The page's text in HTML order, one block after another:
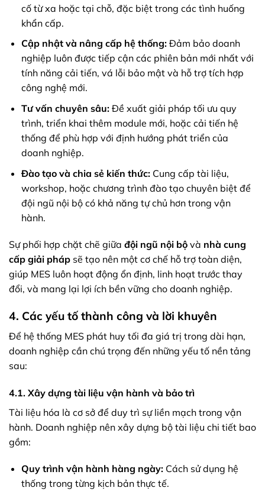
cố từ xa hoặc tại chỗ, đặc biệt trong các tình huống
khẩn cấp.
Cập nhật và nâng cấp hệ thống:Đảm bảo doanh
nghiệp luôn được tiếp cận các phiên bản mới nhất với
tính năng cải tiến, vá lỗi bảo mật và hỗ trợ tích hợp
công nghệ mới.
Tư vấn chuyên sâu:Đề xuất giải pháp tối ưu quy
trình, triển khai thêm module mới, hoặc cải tiến hệ
thống để phù hợp với định hướng phát triển của
doanh nghiệp.
Đào tạo và chia sẻ kiến thức:Cung cấp tài liệu,
workshop, hoặc chương trình đào tạo chuyên biệt để
đội ngũ nội bộ có khả năng tự chủ hơn trong vận
hành.
Sự phối hợp chặt chẽ giữa đội ngũ nội bộ và nhà cung
cấp giải pháp sẽ tạo nên một cơ chế hỗ trợ toàn diện,
giúp MES luôn hoạt động ổn định, linh hoạt trước thay
đổi, và mang lại lợi ích bền vững cho doanh nghiệp.
4. Các yếu tố thành công và lời khuyên
Để hệ thống MES phát huy tối đa giá trị trong dài hạn,
doanh nghiệp cần chú trọng đến những yếu tố nền tảng
sau:
4.1. Xây dựng tài liệu vận hành và bảo trì
Tài liệu hóa là cơ sở để duy trì sự liền mạch trong vận
hành. Doanh nghiệp nên xây dựng bộ tài liệu chi tiết bao
gồm:
Quy trình vận hành hàng ngày:Cách sử dụng hệ
thống trong từng kịch bản thực tế.